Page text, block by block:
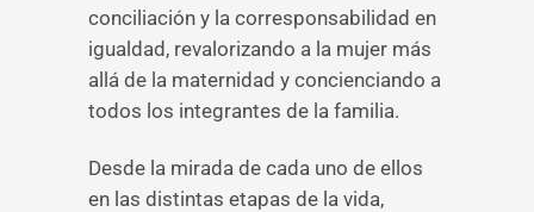
conciliación y la corresponsabilidad en
igualdad, revalorizando a la mujer más
allá de la maternidad y concienciando a
todos los integrantes de la familia.
Desde la mirada de cada uno de ellos
en las distintas etapas de la vida,